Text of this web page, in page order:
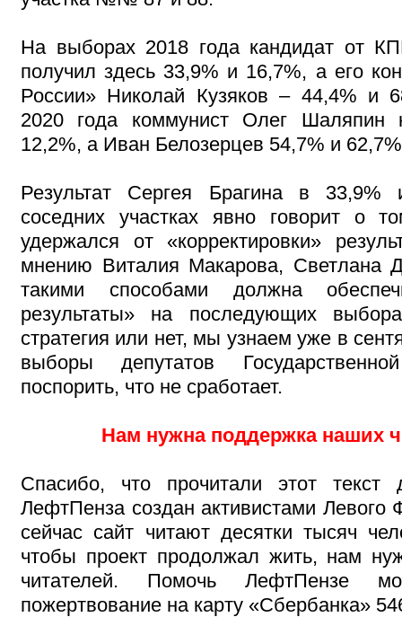
На выборах 2018 года кандидат от
получил здесь 33,9% и 16,7%, а его
России» Николай Кузяков – 44,4% и
2020 года коммунист Олег Шаляпин
12,2%, а Иван Белозерцев 54,7% и
Результат Сергея Брагина в
соседних участках явно говорит о
удержался от «корректировки»
мнению Виталия Макарова, Светлана
такими способами должна
результаты» на последующих
стратегия или нет, мы узнаем уже в
выборы депутатов
поспорить, что не сработает.
Нам нужна поддержка наших
Спасибо, что прочитали этот
ЛефтПенза создан активистами Левого
сейчас сайт читают десятки тысяч
чтобы проект продолжал жить, нам
читателей. Помочь ЛефтПензе
пожертвование на карту «Сбербанка»